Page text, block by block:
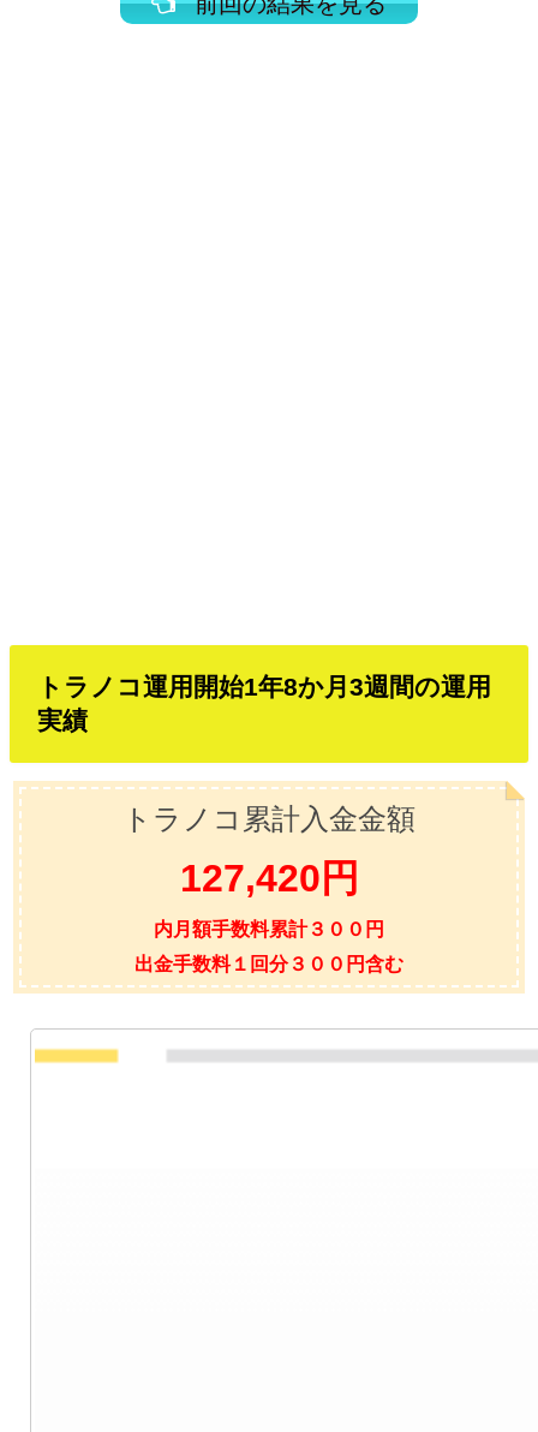
トラノコ運用開始1年8か月3週間の運用
実績
トラノコ累計入金金額
127,420 円
内月額手数料累計３００円
出金手数料１回分３００円含む